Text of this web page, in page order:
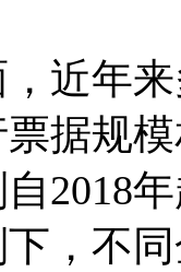
年来
据规
2018
，不